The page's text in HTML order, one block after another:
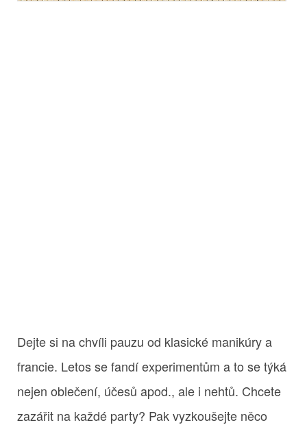
Dejte si na chvíli pauzu od klasické manikúry a
francie. Letos se fandí experimentům a to se týká
nejen oblečení, účesů apod., ale i nehtů. Chcete
zazářit na každé party? Pak vyzkoušejte něco